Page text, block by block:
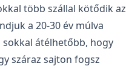
több szállal kötődik az
a 20-30 év múlva
sokkal átélhetőbb, hogy
száraz sajton fogsz